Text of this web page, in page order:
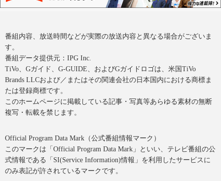
番組内容、放送時間などが実際の放送内容と異なる場合がございま
す。
番組データ提供元：IPG Inc.
TiVo、Gガイド、G-GUIDE、およびGガイドロゴは、米国TiVo
Brands LLCおよび／またはその関連会社の日本国内における商標ま
たは登録商標です。
このホームページに掲載している記事・写真等あらゆる素材の無断
複写・転載を禁じます。
Official Program Data Mark（公式番組情報マーク）
このマークは「Official Program Data Mark」といい、テレビ番組の公
式情報である「SI(Service Information)情報」を利用したサービスに
のみ表記が許されているマークです。